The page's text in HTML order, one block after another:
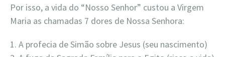
Por isso, a vida do “Nosso Senhor” custou a Virgem
Maria as chamadas 7 dores de Nossa Senhora:
1. A profecia de Simão sobre Jesus (seu nascimento)